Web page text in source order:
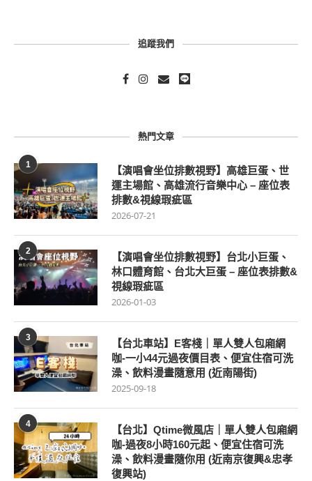
追蹤我們
熱門文章
1
【演唱會坐位排數視野】高雄巨蛋、世
運主場館、高雄流行音樂中心 – 座位表
排數&視線瑕疵區
2026-07-21
2
【演唱會坐位排數視野】台北小巨蛋、
林口體育館、台北大巨蛋 – 座位表排數&
視線瑕疵區
2026-01-03
3
【台北車站】E客棧｜單人雙人包廂網
咖-一小44元過夜價目表、便宜住宿可洗
澡、飲料漫畫隨意用 (近南陽街)
2025-09-18
4
【台北】Qtime微風店｜單人雙人包廂網
咖-過夜8小時160元起、便宜住宿可洗
澡、飲料漫畫隨你用 (近南京復興&忠孝
復興站)